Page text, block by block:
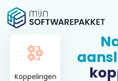
Koppelingen